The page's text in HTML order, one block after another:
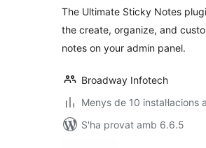
The Ultimate Sticky Notes
the create, organize, and
notes on your admin panel.
Broadway Infotech
Menys de 10 instal·lacions
S'ha provat amb 6.6.5